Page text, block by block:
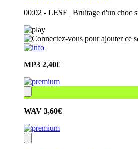
00:02 - LESF | Bruitage d'un choc
MP3 2,40€
WAV 3,60€